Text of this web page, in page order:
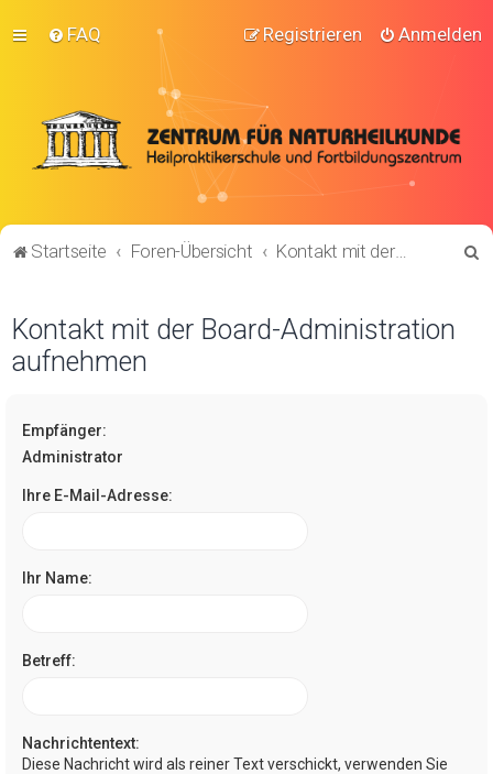
FAQ Anmelden
Registrieren
Startseite Foren-Übersicht Kontakt mit der Board-Administration aufnehmen
Kontakt mit der Board-Administration
aufnehmen
Empfänger:
Administrator
Ihre E-Mail-Adresse:
Ihr Name:
Betreff:
Nachrichtentext:
Diese Nachricht wird als reiner Text verschickt, verwenden Sie